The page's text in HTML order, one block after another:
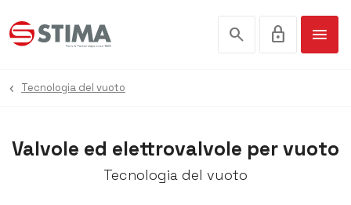
search lock menu
Valvole ed elettrovalvole per vuoto
Tecnologia del vuoto
Tecnologia del vuoto